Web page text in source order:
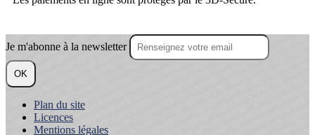
Je m'abonne à la newsletter
OK
Plan du site
Licences
Mentions légales